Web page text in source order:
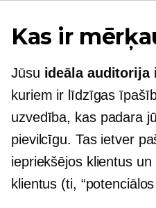
Kas ir
Jūsu ideāla auditorija
kuriem ir līdzīgas
uzvedība, kas padara
pievilcīgu. Tas ietver
iepriekšējos klientus
klientus (ti,